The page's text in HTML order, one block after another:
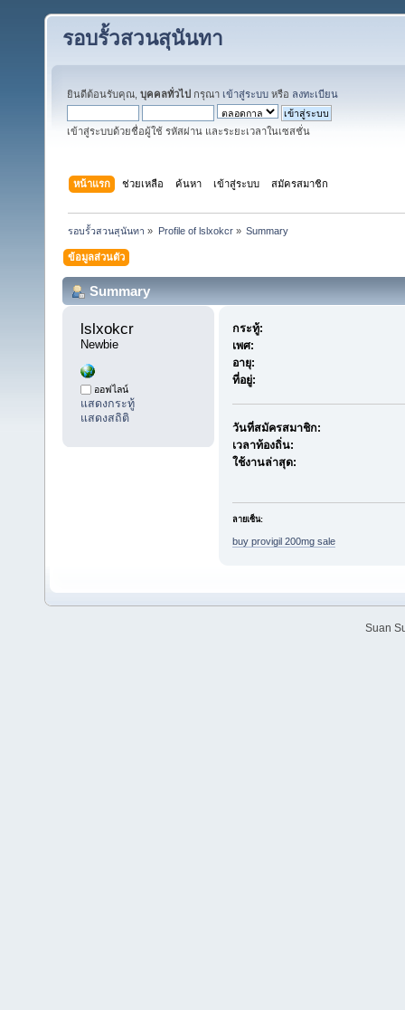
รอบรั้วสวนสุนันทา
ยินดีต้อนรับคุณ, บุคคลทั่วไป กรุณา เข้าสู่ระบบ หรือ ลงทะเบียน
เข้าสู่ระบบด้วยชื่อผู้ใช้ รหัสผ่าน และระยะเวลาในเซสชั่น
หน้าแรก ช่วยเหลือ ค้นหา เข้าสู่ระบบ สมัครสมาชิก
รอบรั้วสวนสุนันทา » Profile of lslxokcr» Summary
ข้อมูลส่วนตัว
Summary
lslxokcr
Newbie
ออฟไลน์
แสดงกระทู้
แสดงสถิติ
กระทู้:
เพศ:
อายุ:
ที่อยู่:
วันที่สมัครสมาชิก:
เวลาท้องถิ่น:
ใช้งานล่าสุด:
ลายเซ็น:
buy provigil 200mg sale
Suan